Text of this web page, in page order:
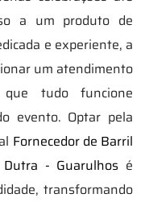
a um produto de
e experiente, a
um atendimento
tudo funcione
evento. Optar pela
Fornecedor de Barril
- Guarulhos é
transformando